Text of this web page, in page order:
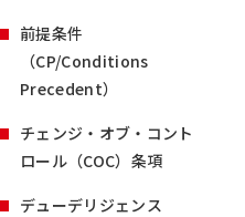
前提条件
（CP/Conditions
Precedent）
チェンジ・オブ・コント
ロール（COC）条項
デューデリジェンス